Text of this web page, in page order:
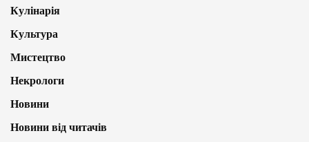
Кулінарія
Культура
Мистецтво
Некрологи
Новини
Новини від читачів